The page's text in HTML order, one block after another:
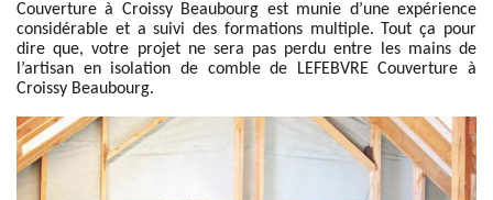
Couverture à Croissy Beaubourg est munie d’une expérience
considérable et a suivi des formations multiple. Tout ça pour
dire que, votre projet ne sera pas perdu entre les mains de
l’artisan en isolation de comble de LEFEBVRE Couverture à
Croissy Beaubourg.